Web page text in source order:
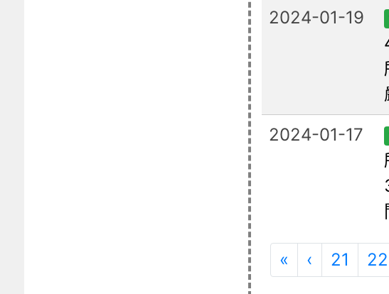
2024-01-19
2024-01-17
« 第一頁
‹ 上一頁
21 22